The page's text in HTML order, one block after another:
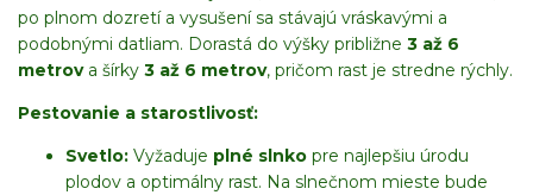
po plnom dozretí a vysušení sa stávajú vráskavými a
podobnými datliam. Dorastá do výšky približne 3 až 6
metrova šírky 3 až 6 metrov, pričom rast je stredne rýchly.
Pestovanie a starostlivosť:
Svetlo: Vyžaduje plné slnko pre najlepšiu úrodu
plodov a optimálny rast. Na slnečnom mieste bude